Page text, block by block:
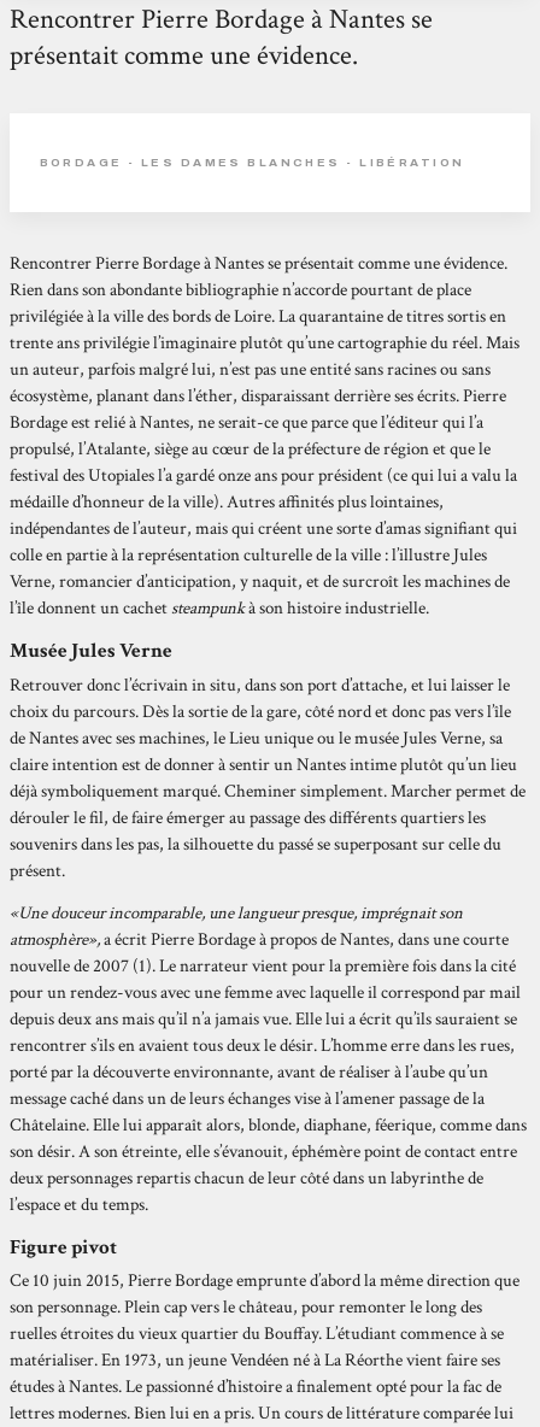
Rencontrer Pierre Bordage à Nantes se
présentait comme une évidence.
BORDAGE - LES DAMES BLANCHES - LIBÉRATION
Rencontrer Pierre Bordage à Nantes se présentait comme une évidence.
Rien dans son abondante bibliographie n’accorde pourtant de place
privilégiée à la ville des bords de Loire. La quarantaine de titres sortis en
trente ans privilégie l’imaginaire plutôt qu’une cartographie du réel. Mais
un auteur, parfois malgré lui, n’est pas une entité sans racines ou sans
écosystème, planant dans l’éther, disparaissant derrière ses écrits. Pierre
Bordage est relié à Nantes, ne serait-ce que parce que l’éditeur qui l’a
propulsé, l’Atalante, siège au cœur de la préfecture de région et que le
festival des Utopiales l’a gardé onze ans pour président (ce qui lui a valu la
médaille d’honneur de la ville). Autres affinités plus lointaines,
indépendantes de l’auteur, mais qui créent une sorte d’amas signifiant qui
colle en partie à la représentation culturelle de la ville : l’illustre Jules
Verne, romancier d’anticipation, y naquit, et de surcroît les machines de
l’île donnent un cachetsteampunkà son histoire industrielle.
Musée Jules Verne
Retrouver donc l’écrivain in situ, dans son port d’attache, et lui laisser le
choix du parcours. Dès la sortie de la gare, côté nord et donc pas vers l’île
de Nantes avec ses machines, le Lieu unique ou le musée Jules Verne, sa
claire intention est de donner à sentir un Nantes intime plutôt qu’un lieu
déjà symboliquement marqué. Cheminer simplement. Marcher permet de
dérouler le fil, de faire émerger au passage des différents quartiers les
souvenirs dans les pas, la silhouette du passé se superposant sur celle du
présent.
«Une douceur incomparable, une langueur presque, imprégnait son
atmosphère»,a écrit Pierre Bordage à propos de Nantes, dans une courte
nouvelle de 2007 (1). Le narrateur vient pour la première fois dans la cité
pour un rendez-vous avec une femme avec laquelle il correspond par mail
depuis deux ans mais qu’il n’a jamais vue. Elle lui a écrit qu’ils sauraient se
rencontrer s’ils en avaient tous deux le désir. L’homme erre dans les rues,
porté par la découverte environnante, avant de réaliser à l’aube qu’un
message caché dans un de leurs échanges vise à l’amener passage de la
Châtelaine. Elle lui apparaît alors, blonde, diaphane, féerique, comme dans
son désir. A son étreinte, elle s’évanouit, éphémère point de contact entre
deux personnages repartis chacun de leur côté dans un labyrinthe de
l’espace et du temps.
Figure pivot
Ce 10 juin 2015, Pierre Bordage emprunte d’abord la même direction que
son personnage. Plein cap vers le château, pour remonter le long des
ruelles étroites du vieux quartier du Bouffay. L’étudiant commence à se
matérialiser. En 1973, un jeune Vendéen né à La Réorthe vient faire ses
études à Nantes. Le passionné d’histoire a finalement opté pour la fac de
lettres modernes. Bien lui en a pris. Un cours de littérature comparée lui